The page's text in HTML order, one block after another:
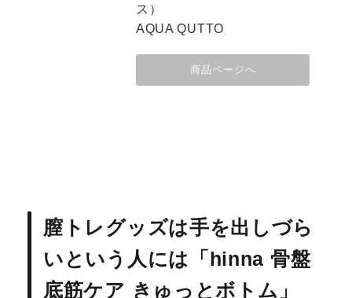
ス）
AQUA QUTTO
商品ページへ
膣トレグッズは手を出しづら
いという人には「hinna 骨盤
底筋ケア きゅっとボトム」